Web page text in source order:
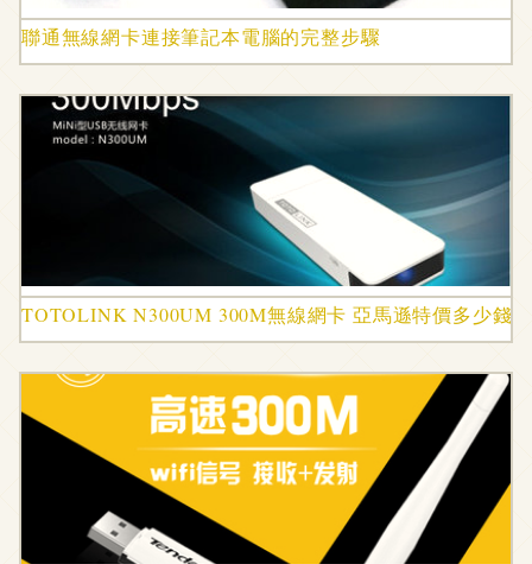
聯通無線網卡連接筆記本電腦的完整步驟
TOTOLINK N300UM 300M無線網卡 亞馬遜特價多少錢